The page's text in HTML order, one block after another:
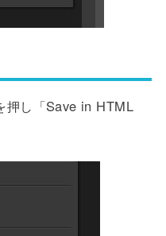
押し「Save in HTML